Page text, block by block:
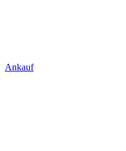
Ankauf